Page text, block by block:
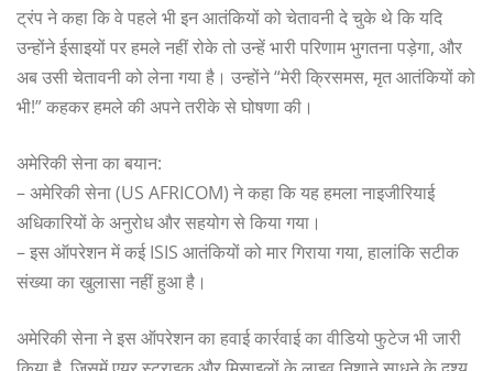
ट्रंप ने कहा कि वे पहले भी इन आतंकियों को चेतावनी दे चुके थे कि यदि
उन्होंने ईसाइयों पर हमले नहीं रोके तो उन्हें भारी परिणाम भुगतना पड़ेगा, और
अब उसी चेतावनी को लेना गया है। उन्होंने “मेरी क्रिसमस, मृत आतंकियों को
भी!” कहकर हमले की अपने तरीके से घोषणा की।
अमेरिकी सेना का बयान:
– अमेरिकी सेना (US AFRICOM) ने कहा कि यह हमला नाइजीरियाई
अधिकारियों के अनुरोध और सहयोग से किया गया।
– इस ऑपरेशन में कई ISIS आतंकियों को मार गिराया गया, हालांकि सटीक
संख्या का खुलासा नहीं हुआ है।
अमेरिकी सेना ने इस ऑपरेशन का हवाई कार्रवाई का वीडियो फुटेज भी जारी